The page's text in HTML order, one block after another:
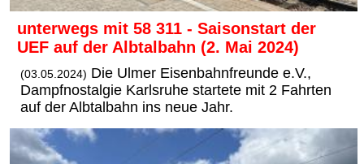
unterwegs mit 58 311 - Saisonstart der
UEF auf der Albtalbahn (2. Mai 2024)
(03.05.2024) Die Ulmer Eisenbahnfreunde e.V.,
Dampfnostalgie Karlsruhe startete mit 2 Fahrten
auf der Albtalbahn ins neue Jahr.